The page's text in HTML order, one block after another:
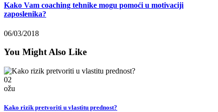
Kako Vam coaching tehnike mogu pomoći u motivaciji
zaposlenika?
06/03/2018
You Might Also Like
02
ožu
Kako rizik pretvoriti u vlastitu prednost?